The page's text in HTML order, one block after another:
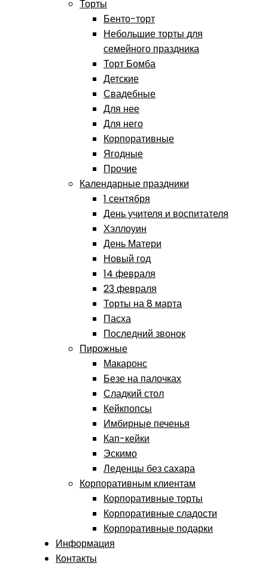
Торты
Бенто-торт
Небольшие торты для
семейного праздника
Торт Бомба
Детские
Свадебные
Для нее
Для него
Корпоративные
Ягодные
Прочие
Календарные праздники
1 сентября
День учителя и воспитателя
Хэллоуин
День Матери
Новый год
14 февраля
23 февраля
Торты на 8 марта
Пасха
Последний звонок
Пирожные
Макаронс
Безе на палочках
Сладкий стол
Кейкпопсы
Имбирные печенья
Кап-кейки
Эскимо
Леденцы без сахара
Корпоративным клиентам
Корпоративные торты
Корпоративные сладости
Корпоративные подарки
Информация
Контакты